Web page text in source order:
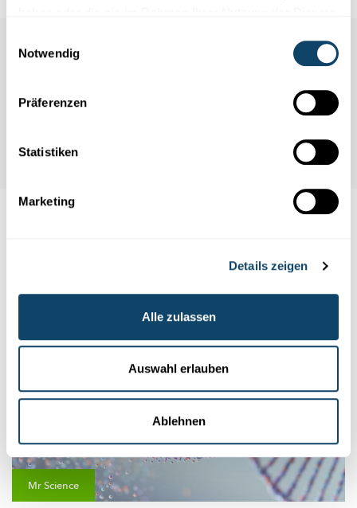
Notwendig
Präferenzen
Statistiken
Marketing
Details zeigen
Alle zulassen
Auswahl erlauben
Ablehnen
SPACE MINING
Mr Science